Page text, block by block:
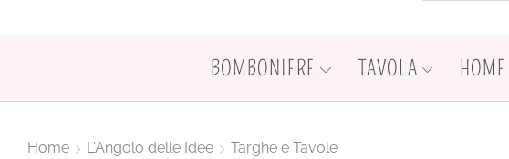
BOMBONIERE TAVOLA
Home L'Angolo delle Idee Targhe e Tavole